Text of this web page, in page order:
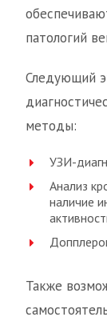
патологий
Следующий
методы:
УЗИ-
Анализ
наличие
Также